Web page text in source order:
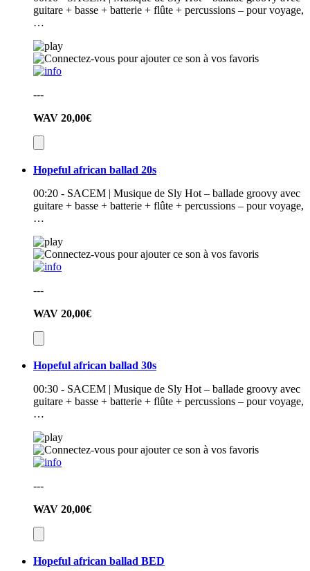
guitare + basse + batterie + flûte + percussions – pour voyage,
…
---
WAV 20,00€
Hopeful african ballad 20s
00:20 - SACEM | Musique de Sly Hot – ballade groovy avec
guitare + basse + batterie + flûte + percussions – pour voyage,
…
---
WAV 20,00€
Hopeful african ballad 30s
00:30 - SACEM | Musique de Sly Hot – ballade groovy avec
guitare + basse + batterie + flûte + percussions – pour voyage,
…
---
WAV 20,00€
Hopeful african ballad BED